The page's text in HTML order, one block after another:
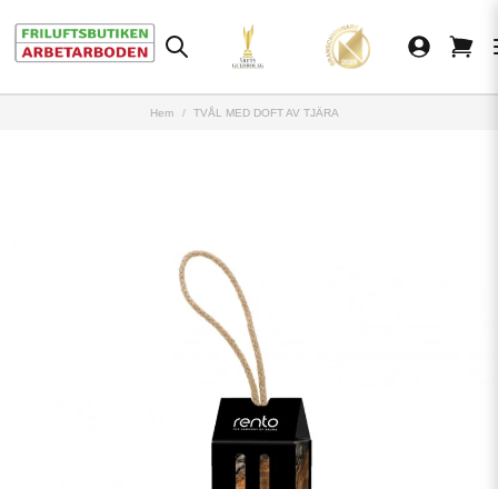
Hem TVÅL MED DOFT AV TJÄRA